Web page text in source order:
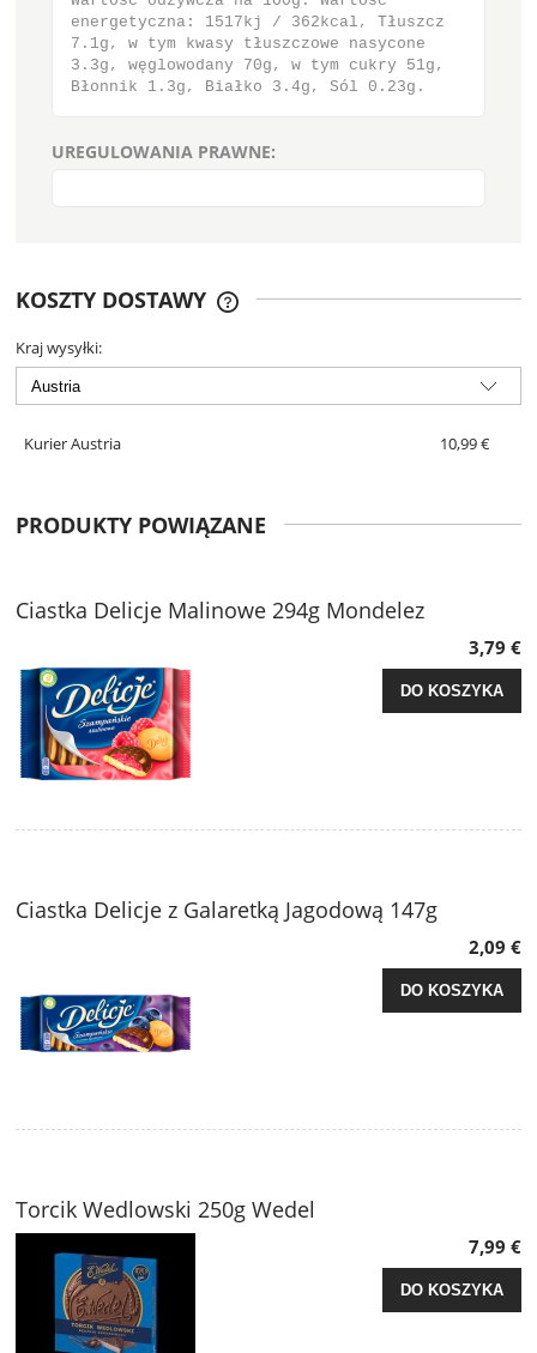
energetyczna: 1517kj / 362kcal, Tłuszcz
7.1g, w tym kwasy tłuszczowe nasycone
3.3g, węglowodany 70g, w tym cukry 51g,
Błonnik 1.3g, Białko 3.4g, Sól 0.23g.
UREGULOWANIA PRAWNE:
KOSZTY DOSTAWY
Kraj wysyłki:
Kurier Austria 10,99 €
PRODUKTY POWIĄZANE
Ciastka Delicje Malinowe 294g Mondelez
3,79 €
DO KOSZYKA
Ciastka Delicje z Galaretką Jagodową 147g
2,09 €
DO KOSZYKA
Torcik Wedlowski 250g Wedel
7,99 €
DO KOSZYKA